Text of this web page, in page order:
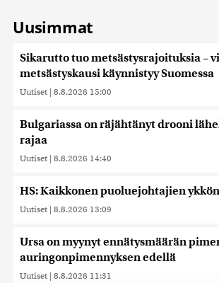
Uusimmat
Sikarutto tuo metsästysrajoituksia –
metsästyskausi käynnistyy Suomessa
Uutiset | 8.8.2026 15:00
Bulgariassa on räjähtänyt drooni
rajaa
Uutiset | 8.8.2026 14:40
HS: Kaikkonen puoluejohtajien
Uutiset | 8.8.2026 13:09
Ursa on myynyt ennätysmäärän
auringonpimennyksen edellä
Uutiset | 8.8.2026 11:31